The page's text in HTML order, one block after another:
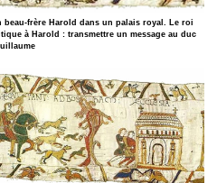
beau-frère Harold dans un palais royal. Le roi
à Harold : transmettre un message au duc